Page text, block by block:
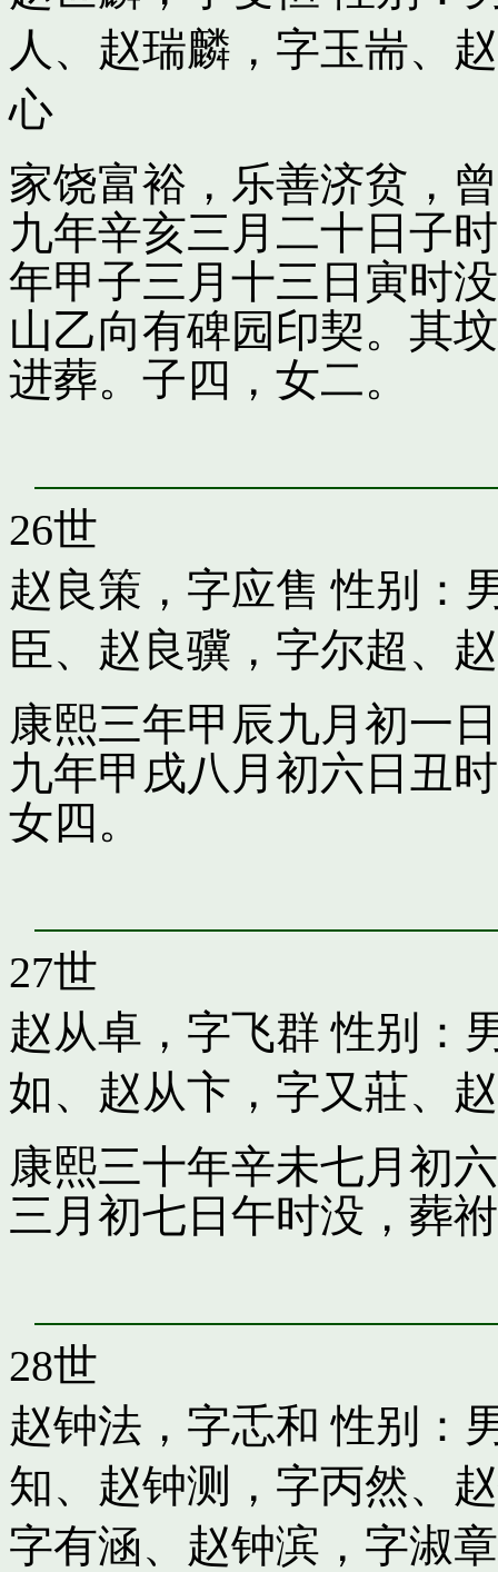
人 、 赵瑞麟，字玉耑、
心
家饶富裕，乐善济贫，
九年辛亥三月二十日子
年甲子三月十三日寅时
山乙向有碑园印契。其
进葬。子四，女二。
26世
赵良策，字应售 性别：
臣、 赵良骥，字尔超 、
康熙三年甲辰九月初一
九年甲戌八月初六日丑
女四。
27世
赵从卓，字飞群 性别：
如、 赵从卞，字又莊、
康熙三十年辛未七月初
三月初七日午时没，葬
28世
赵钟法，字忎和 性别：
知、 赵钟测，字丙然、
字有涵、 赵钟滨，字淑章